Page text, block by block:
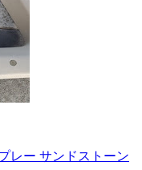
レー サンドストーン